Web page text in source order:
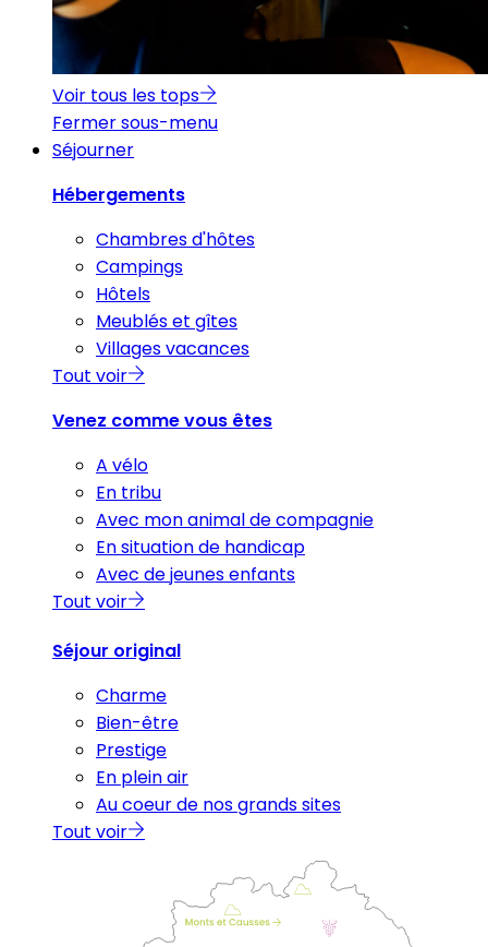
Voir tous les tops
Fermer sous-menu
Séjourner
Hébergements
Chambres d'hôtes
Campings
Hôtels
Meublés et gîtes
Villages vacances
Tout voir
Venez comme vous êtes
A vélo
En tribu
Avec mon animal de compagnie
En situation de handicap
Avec de jeunes enfants
Tout voir
Séjour original
Charme
Bien-être
Prestige
En plein air
Au coeur de nos grands sites
Tout voir